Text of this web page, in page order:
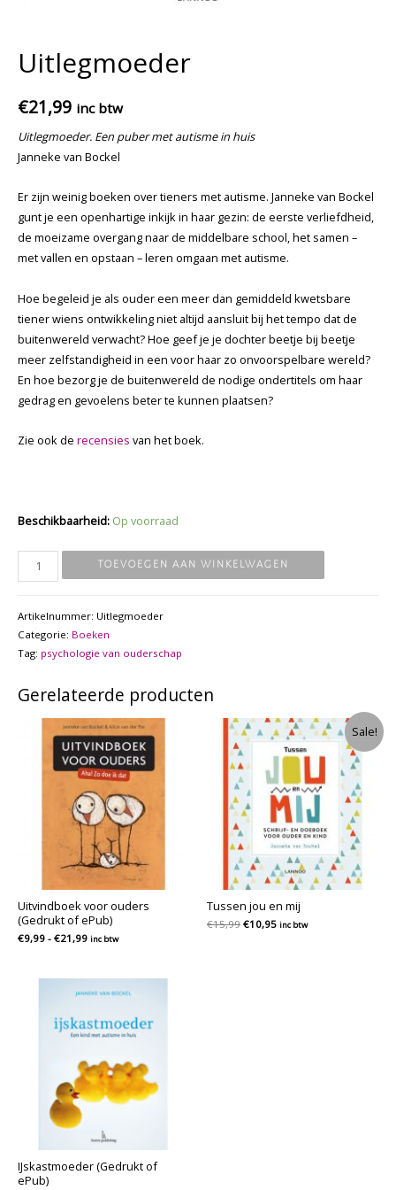
Uitlegmoeder
€21,99 inc btw
Uitlegmoeder. Een puber met autisme in huis
Janneke van Bockel
Er zijn weinig boeken over tieners met autisme. Janneke van Bockel
gunt je een openhartige inkijk in haar gezin: de eerste verliefdheid,
de moeizame overgang naar de middelbare school, het samen –
met vallen en opstaan – leren omgaan met autisme.
Hoe begeleid je als ouder een meer dan gemiddeld kwetsbare
tiener wiens ontwikkeling niet altijd aansluit bij het tempo dat de
buitenwereld verwacht? Hoe geef je je dochter beetje bij beetje
meer zelfstandigheid in een voor haar zo onvoorspelbare wereld?
En hoe bezorg je de buitenwereld de nodige ondertitels om haar
gedrag en gevoelens beter te kunnen plaatsen?
Zie ook de recensies van het boek.
Beschikbaarheid: Op voorraad
Uitlegmoeder
aantal
TOEVOEGEN AAN WINKELWAGEN
Artikelnummer: Uitlegmoeder
Categorie: Boeken
Tag: psychologie van ouderschap
Gerelateerde producten
Uitvindboek voor ouders
(Gedrukt of ePub)
€9,99 - €21,99Prijsklasse:
inc btw
Sale!
Tussen jou en mij
€15,99 Oorspronkelijke
€10,95Huidige
inc btw
IJskastmoeder (Gedrukt of
ePub)